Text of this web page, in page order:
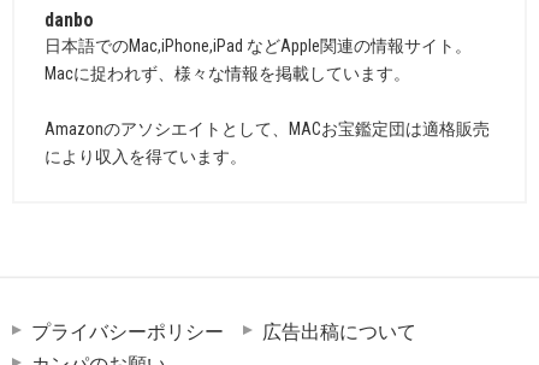
danbo
日本語でのMac,iPhone,iPad などApple関連の情報サイト。
Macに捉われず、様々な情報を掲載しています。
Amazonのアソシエイトとして、MACお宝鑑定団は適格販売
により収入を得ています。
プライバシーポリシー
広告出稿について